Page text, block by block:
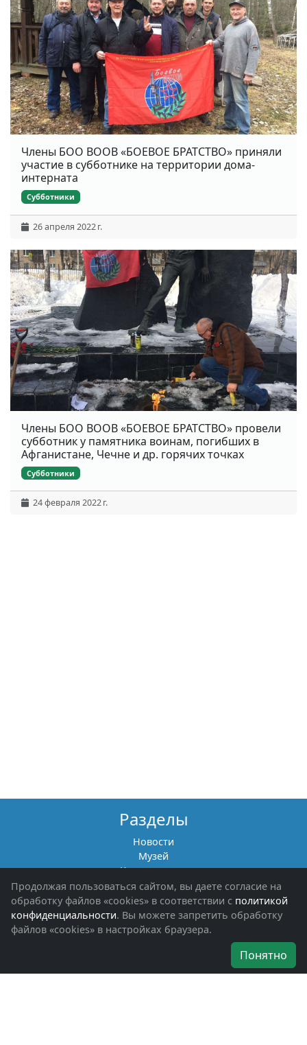
Члены БОО ВООВ «БОЕВОЕ БРАТСТВО» приняли
участие в субботнике на территории дома-
интерната
Субботники
26 апреля 2022 г.
Члены БОО ВООВ «БОЕВОЕ БРАТСТВО» провели
субботник у памятника воинам, погибших в
Афганистане, Чечне и др. горячих точках
Субботники
24 февраля 2022 г.
Разделы
Новости
Музей
Книги памяти
Фотоальбомы
Обращения граждан
Помощь участникам СВО и их семьям
Об организации
Наши награды
Продолжая пользоваться сайтом, вы даете согласие на
обработку файлов «cookies» в соответствии с политикой
конфиденциальности. Вы можете запретить обработку
файлов «cookies» в настройках браузера.
Понятно